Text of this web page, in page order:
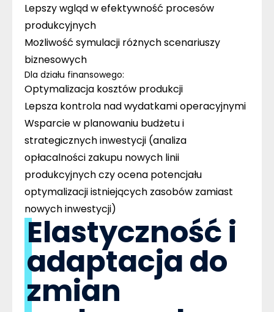
Lepszy wgląd w efektywność procesów
produkcyjnych
Możliwość symulacji różnych scenariuszy
biznesowych
Dla działu finansowego:
Optymalizacja kosztów produkcji
Lepsza kontrola nad wydatkami operacyjnymi
Wsparcie w planowaniu budżetu i
strategicznych inwestycji (analiza
opłacalności zakupu nowych linii
produkcyjnych czy ocena potencjału
optymalizacji istniejących zasobów zamiast
nowych inwestycji)
Elastyczność i
adaptacja do
zmian